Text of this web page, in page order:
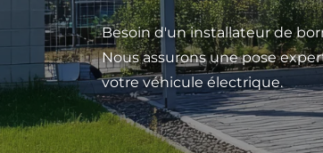
Besoin d'un installateur de
Nous assurons une pose
votre véhicule électrique.